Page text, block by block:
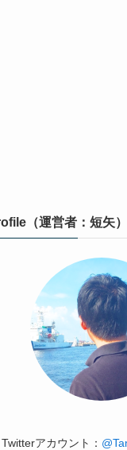
（運営者：短矢）
Twitterアカウント：